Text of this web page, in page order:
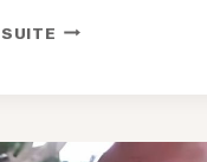
CONFÉRENCE
ANTONY